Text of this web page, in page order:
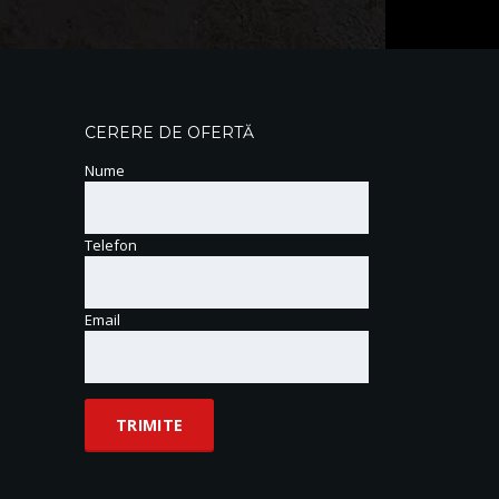
CERERE DE OFERTĂ
Nume
Telefon
Email